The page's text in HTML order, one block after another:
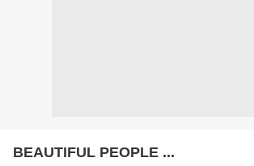
BEAUTIFUL PEOPLE ...